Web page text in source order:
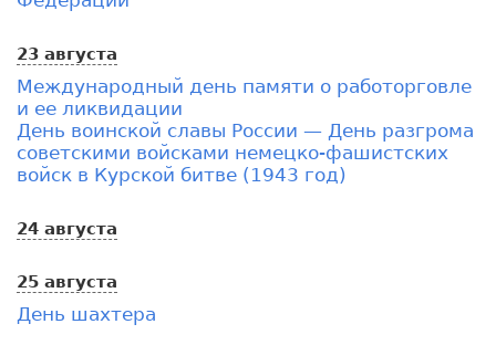
23 августа
Международный день памяти о работорговле
и ее ликвидации
День воинской славы России — День разгрома
советскими войсками немецко-фашистских
войск в Курской битве (1943 год)
24 августа
25 августа
День шахтера